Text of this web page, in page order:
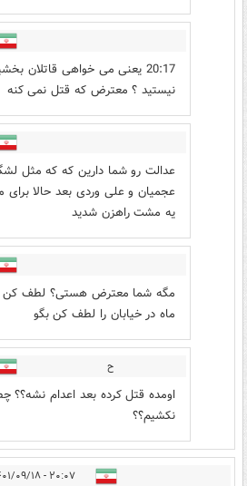
20:17 یعنی می خواهی
نیستید ؟ معترض که قتل نمی کنه
عدالت رو شما دارین که که مثل
عجمیان و علی وردی بعد حالا
یه مشت راهزن شدید
مگه شما معترض هستی؟ لطف کن
ماه در خیابان را لطف کن بگو
ح
اومده قتل کرده بعد اعدام نشه؟؟
نکشیم؟؟
۲۰:۰۷ - ۱۴۰۱/۰۹/۱۸